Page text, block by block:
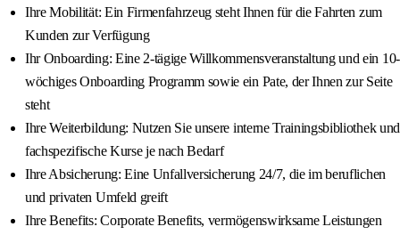
Ihre Mobilität: Ein Firmenfahrzeug steht Ihnen für die Fahrten zum
Kunden zur Verfügung
Ihr Onboarding: Eine 2-tägige Willkommensveranstaltung und ein 10-
wöchiges Onboarding Programm sowie ein Pate, der Ihnen zur Seite
steht
Ihre Weiterbildung: Nutzen Sie unsere interne Trainingsbibliothek und
fachspezifische Kurse je nach Bedarf
Ihre Absicherung: Eine Unfallversicherung 24/7, die im beruflichen
und privaten Umfeld greift
Ihre Benefits: Corporate Benefits, vermögenswirksame Leistungen